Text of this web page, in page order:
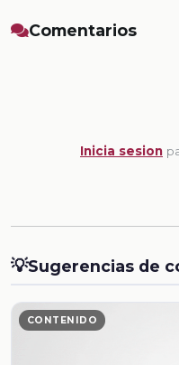
Comentarios
Inicia sesion
💡Sugerencias de
CONTENIDO